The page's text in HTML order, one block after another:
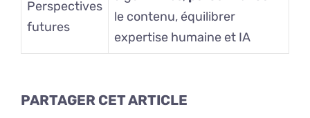
Perspectives
futures
le contenu, équilibrer
expertise humaine et IA
PARTAGER CET ARTICLE